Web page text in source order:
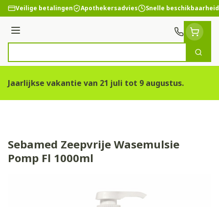
Ga naar de inhoud
Veilige betalingen Apothekersadvies Snelle beschikbaarheid
Menu
Zoek
Jaarlijkse vakantie van 21 juli tot 9 augustus.
Sebamed Zeepvrije Wasemulsie
Pomp Fl 1000ml